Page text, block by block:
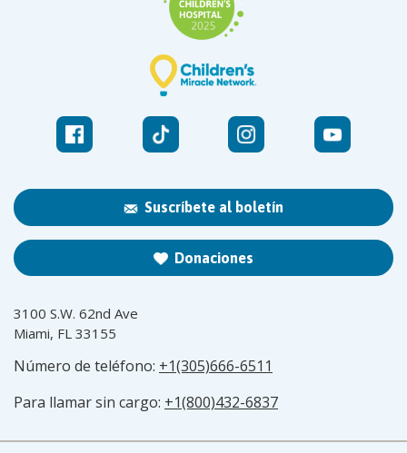
Suscríbete al boletín
Donaciones
3100 S.W. 62nd Ave
Miami, FL 33155
Número de teléfono: +1(305)666-6511
Para llamar sin cargo: +1(800)432-6837